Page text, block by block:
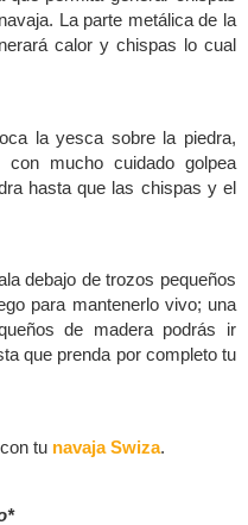
La parte metálica de la
calor y chispas lo cual
la yesca sobre la piedra,
con mucho cuidado golpea
hasta que las chispas y el
debajo de trozos pequeños
para mantenerlo vivo; una
de madera podrás ir
que prenda por completo tu
tu navaja Swiza.